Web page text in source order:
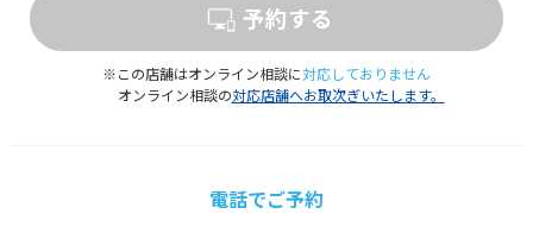
予約する
※この店舗はオンライン相談に対応しておりません
オンライン相談の対応店舗へお取次ぎいたします。
電話でご予約